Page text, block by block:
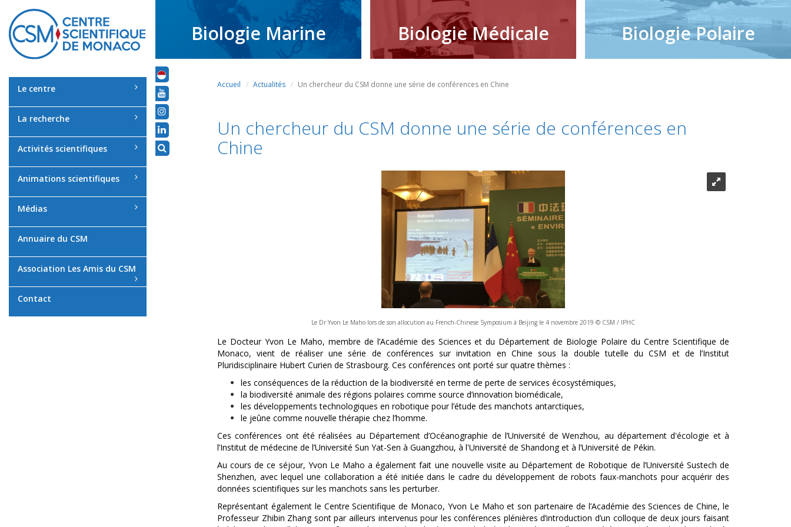
Le centre
La recherche
Activités scientifiques
Animations scientifiques
Médias
Annuaire du CSM
Association Les Amis du CSM
Contact
Biologie Marine Biologie Médicale Biologie Polaire
Accueil Actualités Un chercheur du CSM donne une série de conférences en Chine
Un chercheur du CSM donne une série de conférences en
Chine
Le Dr Yvon Le Maho lors de son allocution au French-Chinese Symposium à Beijing le 4 novembre 2019 © CSM / IPHC
Le Docteur Yvon Le Maho, membre de l’Académie des Sciences et du Département de Biologie Polaire du Centre Scientifique de
Monaco, vient de réaliser une série de conférences sur invitation en Chine sous la double tutelle du CSM et de l’Institut
Pluridisciplinaire Hubert Curien de Strasbourg. Ces conférences ont porté sur quatre thèmes :
les conséquences de la réduction de la biodiversité en terme de perte de services écosystémiques,
la biodiversité animale des régions polaires comme source d’innovation biomédicale,
les développements technologiques en robotique pour l’étude des manchots antarctiques,
le jeûne comme nouvelle thérapie chez l’homme.
Ces conférences ont été réalisées au Département d’Océanographie de l’Université de Wenzhou, au département d'écologie et à
l’Institut de médecine de l’Université Sun Yat-Sen à Guangzhou, à l'Université de Shandong et à l’Université de Pékin.
Au cours de ce séjour, Yvon Le Maho a également fait une nouvelle visite au Département de Robotique de l’Université Sustech de
Shenzhen, avec lequel une collaboration a été initiée dans le cadre du développement de robots faux-manchots pour acquérir des
données scientifiques sur les manchots sans les perturber.
Représentant également le Centre Scientifique de Monaco, Yvon Le Maho et son partenaire de l’Académie des Sciences de Chine, le
Professeur Zhibin Zhang sont par ailleurs intervenus pour les conférences plénières d’introduction d’un colloque de deux jours faisant